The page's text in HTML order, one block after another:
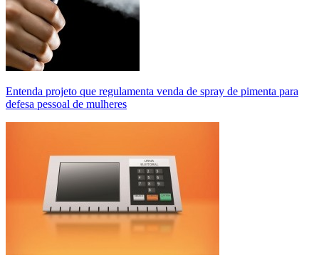
Entenda projeto que regulamenta venda de spray de pimenta para
defesa pessoal de mulheres